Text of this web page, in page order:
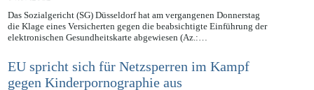
04.07.2012
Das Sozialgericht (SG) Düsseldorf hat am vergangenen Donnerstag
die Klage eines Versicherten gegen die beabsichtigte Einführung der
EU spricht sich für Netzsperren im Kampf